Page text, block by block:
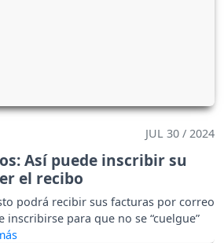
JUL 30 / 2024
Así puede inscribir su
el recibo
podrá recibir sus facturas por correo
inscribirse para que no se “cuelgue”